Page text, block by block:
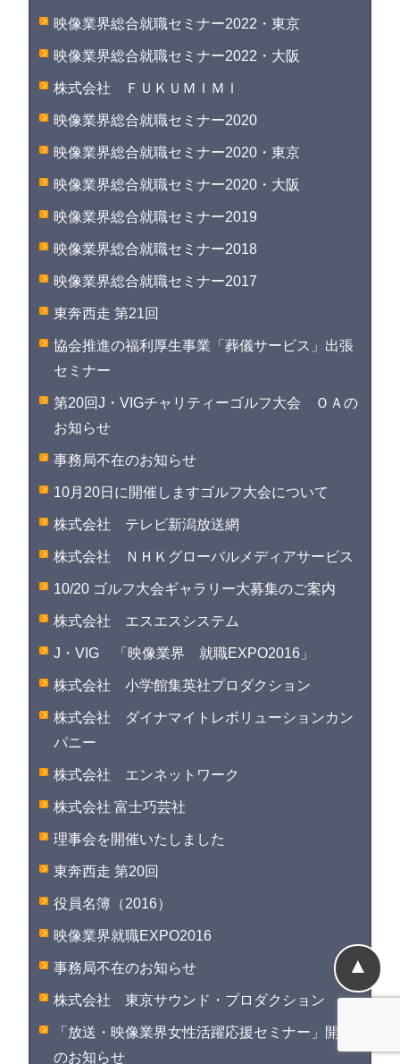
映像業界総合就職セミナー2022・東京
映像業界総合就職セミナー2022・大阪
株式会社 ＦＵＫＵＭＩＭＩ
映像業界総合就職セミナー2020
映像業界総合就職セミナー2020・東京
映像業界総合就職セミナー2020・大阪
映像業界総合就職セミナー2019
映像業界総合就職セミナー2018
映像業界総合就職セミナー2017
東奔西走 第21回
協会推進の福利厚生事業「葬儀サービス」出張
セミナー
第20回J・VIGチャリティーゴルフ大会 ＯＡの
お知らせ
事務局不在のお知らせ
10月20日に開催しますゴルフ大会について
株式会社 テレビ新潟放送網
株式会社 ＮＨＫグローバルメディアサービス
10/20 ゴルフ大会ギャラリー大募集のご案内
株式会社 エスエスシステム
J・VIG 「映像業界 就職EXPO2016」
株式会社 小学館集英社プロダクション
株式会社 ダイナマイトレボリューションカン
パニー
株式会社 エンネットワーク
株式会社 富士巧芸社
理事会を開催いたしました
東奔西走 第20回
役員名簿（2016）
映像業界就職EXPO2016
事務局不在のお知らせ
株式会社 東京サウンド・プロダクション
「放送・映像業界女性活躍応援セミナー」開催
のお知らせ
▲